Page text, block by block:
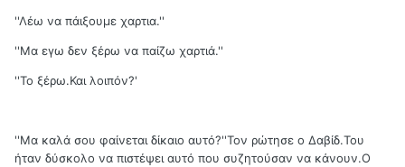
''Λέω να πάιξουμε χαρτια.''
''Μα εγω δεν ξέρω να παίζω χαρτιά.''
''Το ξέρω.Και λοιπόν?'
''Μα καλά σου φαίνεται δίκαιο αυτό?''Τον ρώτησε ο Δαβίδ.Του
ήταν δύσκολο να πιστέψει αυτό που συζητούσαν να κάνουν.Ο